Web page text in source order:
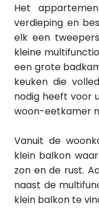
Het
verdieping en
elk een
kleine
een grote
keuken die
nodig heeft voor
woon-eetkamer
Vanuit de
klein balkon
zon en de rust.
naast de
klein balkon te